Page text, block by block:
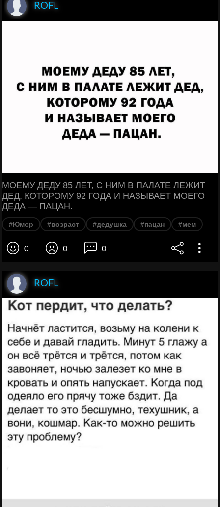
ROFL
МОЕМУ ДЕДУ 85 ЛЕТ, С НИМ В ПАЛАТЕ ЛЕЖИТ
ДЕД, КОТОРОМУ 92 ГОДА И НАЗЫВАЕТ МОЕГО
ДЕДА — ПАЦАН.
#Юмор #возраст #дедушка #пацан #мем
0 0 0
ROFL